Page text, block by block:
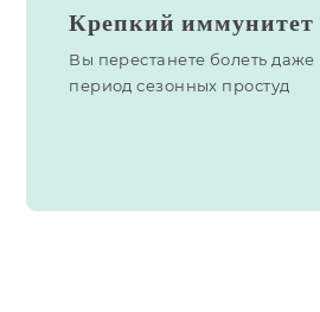
Крепкий иммунитет
Вы перестанете болеть даже
период сезонных простуд